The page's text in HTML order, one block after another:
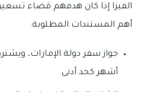
الفيزا إذا كان هدفهم قضاء
أهم المستندات المطلوبة:
أشهر كحد أدنى.